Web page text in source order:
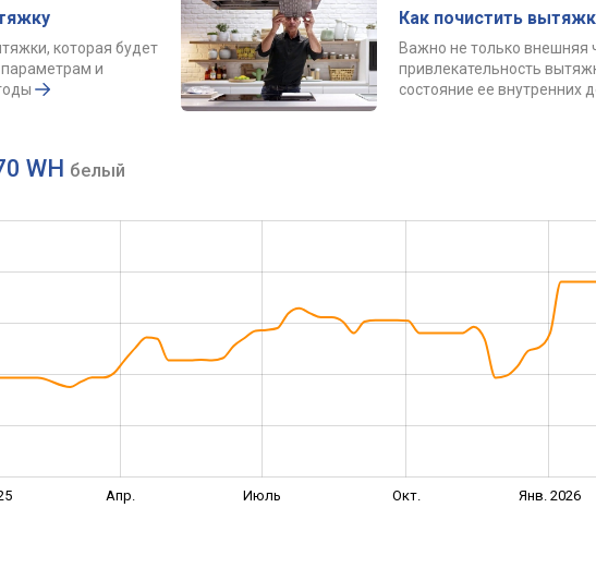
которая будет
и
Как почистить
Важно не только внешняя
привлекательность
состояние ее внутренних
WH белый
Апр. Июль Окт. Янв. 2026